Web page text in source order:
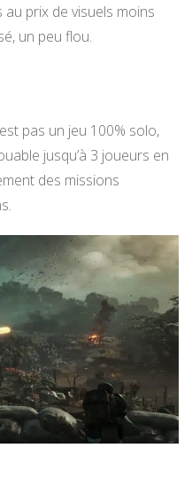
au prix de visuels moins
un peu flou.
pas un jeu 100% solo,
jusqu’à 3 joueurs en
des missions